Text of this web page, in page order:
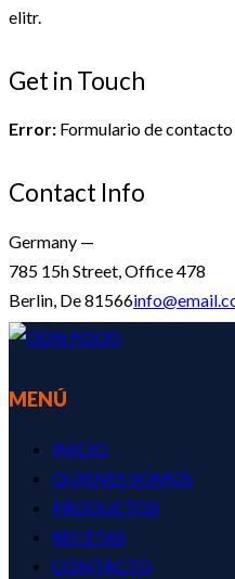
elitr.
Get in Touch
Error: Formulario de
Contact Info
Germany —
785 15h Street, Office 478
Berlin, De 81566
MENÚ
INICIO
QUIENES SOMOS
PRODUCTOS
RECETAS
CONTACTO